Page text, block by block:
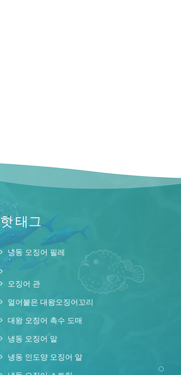
핫 태그
냉동 오징어 필레
오징어 관
얼어붙은 대왕오징어꼬리
대왕 오징어 촉수 도매
냉동 오징어 알
냉동 인도양 오징어 알